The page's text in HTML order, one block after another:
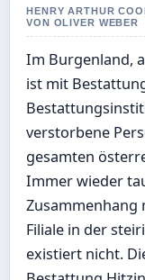
HENRY ARTHUR
VON OLIVER WEBER
Im Burgenland,
ist mit
verstorbene
gesamten
Immer wieder
Zusammenhang
Filiale in der
existiert nicht.